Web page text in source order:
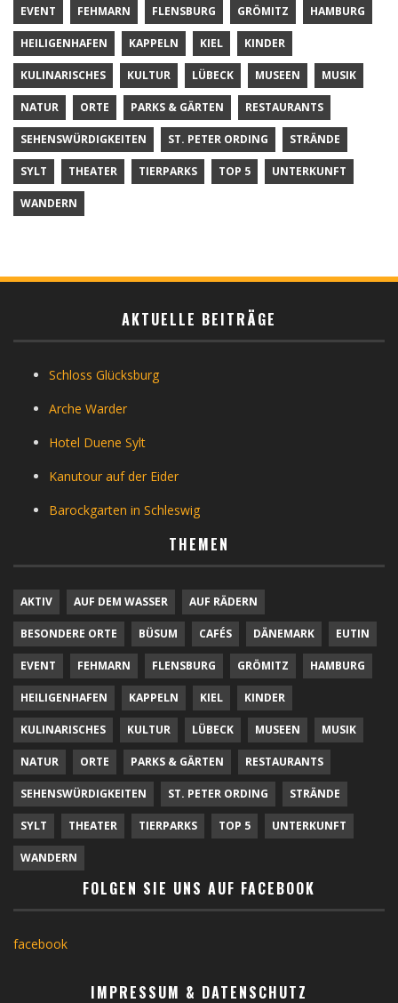
EVENT FEHMARN FLENSBURG GRÖMITZ HAMBURG
HEILIGENHAFEN KAPPELN KIEL KINDER
KULINARISCHES KULTUR LÜBECK MUSEEN MUSIK
NATUR ORTE PARKS & GÄRTEN RESTAURANTS
SEHENSWÜRDIGKEITEN ST. PETER ORDING STRÄNDE
SYLT THEATER TIERPARKS TOP 5 UNTERKUNFT
WANDERN
AKTUELLE BEITRÄGE
Schloss Glücksburg
Arche Warder
Hotel Duene Sylt
Kanutour auf der Eider
Barockgarten in Schleswig
THEMEN
AKTIV AUF DEM WASSER AUF RÄDERN
BESONDERE ORTE BÜSUM CAFÉS DÄNEMARK EUTIN
EVENT FEHMARN FLENSBURG GRÖMITZ HAMBURG
HEILIGENHAFEN KAPPELN KIEL KINDER
KULINARISCHES KULTUR LÜBECK MUSEEN MUSIK
NATUR ORTE PARKS & GÄRTEN RESTAURANTS
SEHENSWÜRDIGKEITEN ST. PETER ORDING STRÄNDE
SYLT THEATER TIERPARKS TOP 5 UNTERKUNFT
WANDERN
FOLGEN SIE UNS AUF FACEBOOK
facebook
IMPRESSUM & DATENSCHUTZ